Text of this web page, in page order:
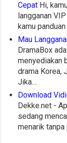
Cepat Hi,
langganan
kamu
Mau
DramaBox
menyediakan
drama Korea,
Jika…
Download
Dekke.net -
sedang
menarik